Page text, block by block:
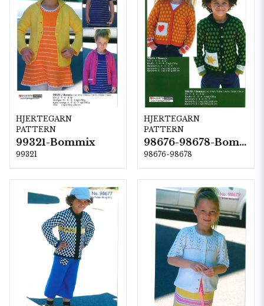
HJERTEGARN
PATTERN
99321-Bommix
99321
HJERTEGARN
PATTERN
98676-98678-Bommix
98676-98678